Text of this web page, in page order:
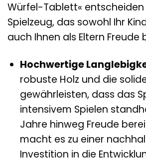
Würfel-Tablett« entscheiden
Spielzeug, das sowohl Ihr
auch Ihnen als Eltern Freude
Hochwertige
robuste Holz und die
gewährleisten, dass das
intensivem Spielen
Jahre hinweg Freude
macht es zu einer
Investition in die